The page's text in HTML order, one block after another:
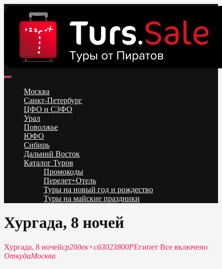
content
Низкие цены на путевки 3-7-10 ночей все включено, отдых на
море. Распродажа экскурсионных и горнолыжных туров.
Обновление каждый день. Официальный сайт Тур Сейл
Москва
Санкт-Петербург
ЦФО и СЗФО
Урал
Поволжье
ЮФО
Сибирь
Дальний Восток
Каталог Туров
Промокоды
Перелет+Отель
Туры на новый год и рождество
Туры на майские праздники
Хургада, 8 ночей
Хургада, 8 ночейср20дек+сб3023800РЕгипет Все включено
ОткудаМосква